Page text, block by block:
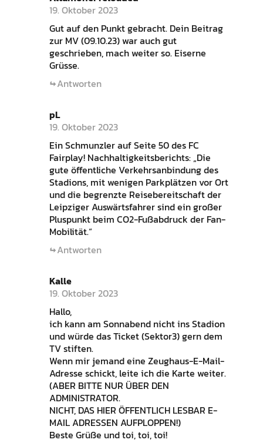
19. Oktober 2023
Gut auf den Punkt gebracht. Dein Beitrag
zur MV (09.10.23) war auch gut
geschrieben, mach weiter so. Eiserne
Grüsse.
Antworten
pL
19. Oktober 2023
Ein Schmunzler auf Seite 50 des FC
Fairplay! Nachhaltigkeitsberichts: „Die
gute öffentliche Verkehrsanbindung des
Stadions, mit wenigen Parkplätzen vor Ort
und die begrenzte Reisebereitschaft der
Leipziger Auswärtsfahrer sind ein großer
Pluspunkt beim CO2-Fußabdruck der Fan-
Mobilität.“
Antworten
Kalle
19. Oktober 2023
Hallo,
ich kann am Sonnabend nicht ins Stadion
und würde das Ticket (Sektor3) gern dem
TV stiften.
Wenn mir jemand eine Zeughaus-E-Mail-
Adresse schickt, leite ich die Karte weiter.
(ABER BITTE NUR ÜBER DEN
ADMINISTRATOR.
NICHT, DAS HIER ÖFFENTLICH LESBAR E-
MAIL ADRESSEN AUFPLOPPEN!)
Beste Grüße und toi, toi, toi!